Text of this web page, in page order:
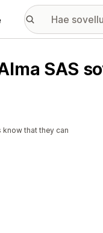
SAS
that they can